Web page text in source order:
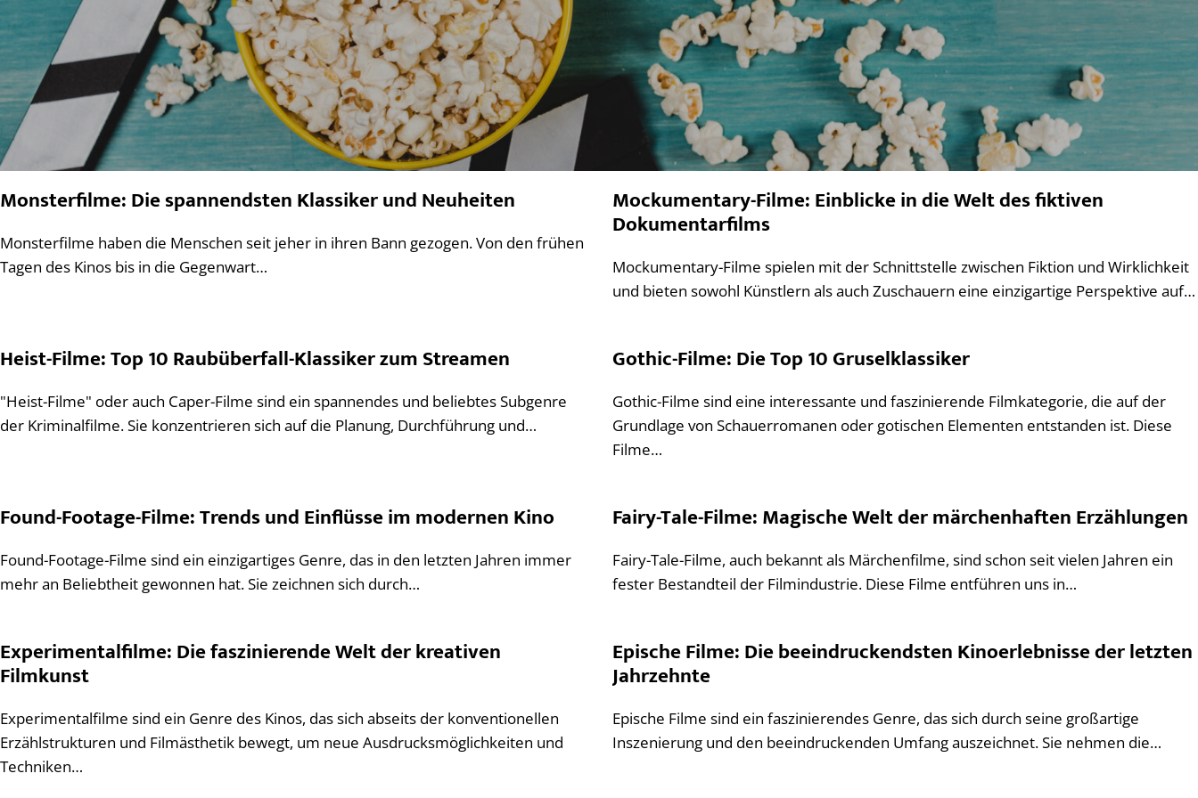
Monsterfilme: Die spannendsten Klassiker und Neuheiten
Monsterfilme haben die Menschen seit jeher in ihren Bann gezogen. Von den frühen
Tagen des Kinos bis in die Gegenwart…
Mockumentary-Filme: Einblicke in die Welt des fiktiven
Dokumentarfilms
Mockumentary-Filme spielen mit der Schnittstelle zwischen Fiktion und Wirklichkeit
und bieten sowohl Künstlern als auch Zuschauern eine einzigartige Perspektive auf…
Heist-Filme: Top 10 Raubüberfall-Klassiker zum Streamen
"Heist-Filme" oder auch Caper-Filme sind ein spannendes und beliebtes Subgenre
der Kriminalfilme. Sie konzentrieren sich auf die Planung, Durchführung und…
Gothic-Filme: Die Top 10 Gruselklassiker
Gothic-Filme sind eine interessante und faszinierende Filmkategorie, die auf der
Grundlage von Schauerromanen oder gotischen Elementen entstanden ist. Diese
Filme…
Found-Footage-Filme: Trends und Einflüsse im modernen Kino
Found-Footage-Filme sind ein einzigartiges Genre, das in den letzten Jahren immer
mehr an Beliebtheit gewonnen hat. Sie zeichnen sich durch…
Fairy-Tale-Filme: Magische Welt der märchenhaften Erzählungen
Fairy-Tale-Filme, auch bekannt als Märchenfilme, sind schon seit vielen Jahren ein
fester Bestandteil der Filmindustrie. Diese Filme entführen uns in…
Experimentalfilme: Die faszinierende Welt der kreativen
Filmkunst
Experimentalfilme sind ein Genre des Kinos, das sich abseits der konventionellen
Erzählstrukturen und Filmästhetik bewegt, um neue Ausdrucksmöglichkeiten und
Techniken…
Epische Filme: Die beeindruckendsten Kinoerlebnisse der letzten
Jahrzehnte
Epische Filme sind ein faszinierendes Genre, das sich durch seine großartige
Inszenierung und den beeindruckenden Umfang auszeichnet. Sie nehmen die…